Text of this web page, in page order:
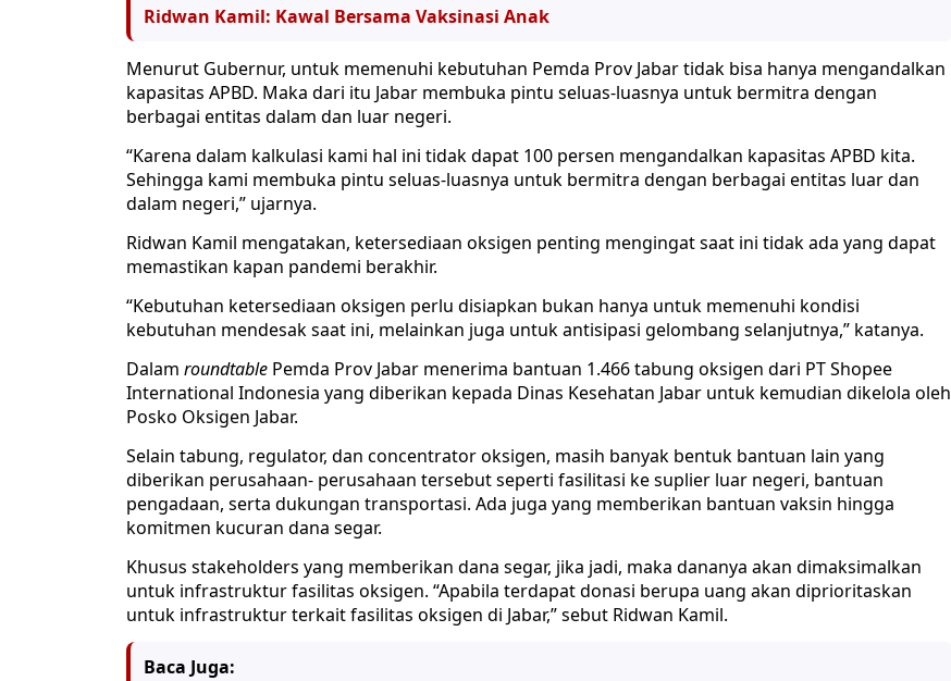
Ridwan Kamil: Kawal Bersama Vaksinasi Anak
Menurut Gubernur, untuk memenuhi kebutuhan Pemda Prov Jabar tidak bisa hanya mengandalkan
kapasitas APBD. Maka dari itu Jabar membuka pintu seluas-luasnya untuk bermitra dengan
berbagai entitas dalam dan luar negeri.
“Karena dalam kalkulasi kami hal ini tidak dapat 100 persen mengandalkan kapasitas APBD kita.
Sehingga kami membuka pintu seluas-luasnya untuk bermitra dengan berbagai entitas luar dan
dalam negeri,” ujarnya.
Ridwan Kamil mengatakan, ketersediaan oksigen penting mengingat saat ini tidak ada yang dapat
memastikan kapan pandemi berakhir.
“Kebutuhan ketersediaan oksigen perlu disiapkan bukan hanya untuk memenuhi kondisi
kebutuhan mendesak saat ini, melainkan juga untuk antisipasi gelombang selanjutnya,” katanya.
Dalam roundtable Pemda Prov Jabar menerima bantuan 1.466 tabung oksigen dari PT Shopee
International Indonesia yang diberikan kepada Dinas Kesehatan Jabar untuk kemudian dikelola oleh
Posko Oksigen Jabar.
Selain tabung, regulator, dan concentrator oksigen, masih banyak bentuk bantuan lain yang
diberikan perusahaan- perusahaan tersebut seperti fasilitasi ke suplier luar negeri, bantuan
pengadaan, serta dukungan transportasi. Ada juga yang memberikan bantuan vaksin hingga
komitmen kucuran dana segar.
Khusus stakeholders yang memberikan dana segar, jika jadi, maka dananya akan dimaksimalkan
untuk infrastruktur fasilitas oksigen. “Apabila terdapat donasi berupa uang akan diprioritaskan
untuk infrastruktur terkait fasilitas oksigen di Jabar,” sebut Ridwan Kamil.
Baca Juga: